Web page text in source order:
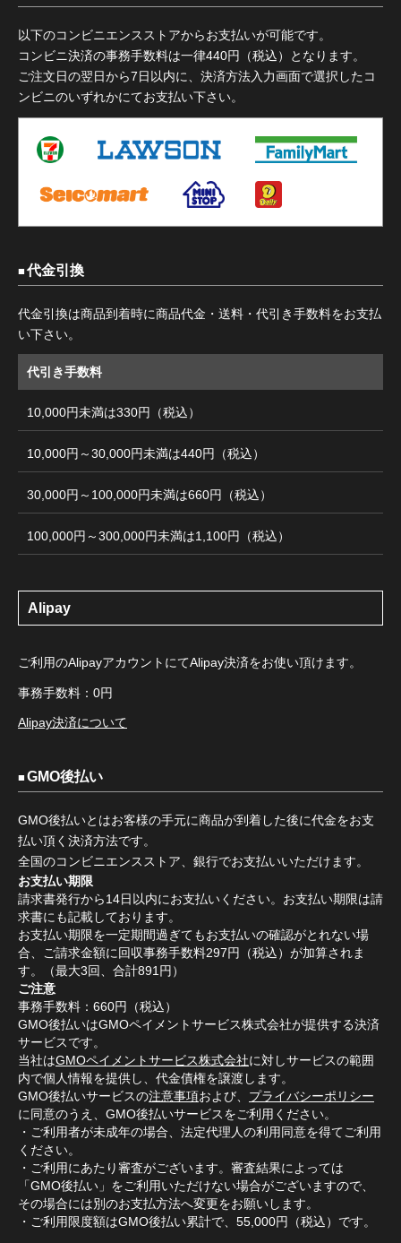
以下のコンビニエンスストアからお支払いが可能です。
コンビニ決済の事務手数料は一律440円（税込）となります。
ご注文日の翌日から7日以内に、決済方法入力画面で選択したコ
ンビニのいずれかにてお支払い下さい。
代金引換
代金引換は商品到着時に商品代金・送料・代引き手数料をお支払
い下さい。
代引き手数料
10,000円未満は330円（税込）
10,000円～30,000円未満は440円（税込）
30,000円～100,000円未満は660円（税込）
100,000円～300,000円未満は1,100円（税込）
Alipay
ご利用のAlipayアカウントにてAlipay決済をお使い頂けます。
事務手数料：0円
Alipay決済について
GMO後払い
GMO後払いとはお客様の手元に商品が到着した後に代金をお支
払い頂く決済方法です。
全国のコンビニエンスストア、銀行でお支払いいただけます。
お支払い期限
請求書発行から14日以内にお支払いください。お支払い期限は請
求書にも記載しております。
お支払い期限を一定期間過ぎてもお支払いの確認がとれない場
合、ご請求金額に回収事務手数料297円（税込）が加算されま
す。（最大3回、合計891円）
ご注意
事務手数料：660円（税込）
GMO後払いはGMOペイメントサービス株式会社が提供する決済
サービスです。
当社はGMOペイメントサービス株式会社に対しサービスの範囲
内で個人情報を提供し、代金債権を譲渡します。
GMO後払いサービスの注意事項および、 プライバシーポリシー
に同意のうえ、GMO後払いサービスをご利用ください。
・ご利用者が未成年の場合、法定代理人の利用同意を得てご利用
ください。
・ご利用にあたり審査がございます。審査結果によっては
「GMO後払い」をご利用いただけない場合がございますので、
その場合には別のお支払方法へ変更をお願いします。
・ご利用限度額はGMO後払い累計で、55,000円（税込）です。